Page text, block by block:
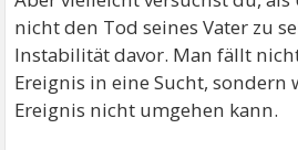
nicht den Tod seines Vater zu
Instabilität davor. Man fällt
Ereignis in eine Sucht, sondern
Ereignis nicht umgehen kann.